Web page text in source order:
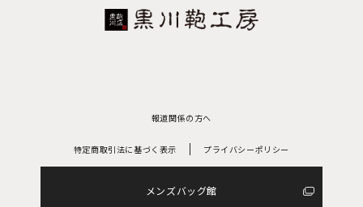
報道関係の方へ
特定商取引法に基づく表示 プライバシーポリシー
メンズバッグ館